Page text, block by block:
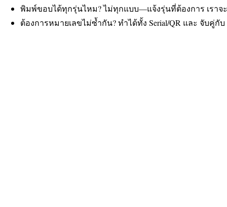
พิมพ์ขอบได้ทุกรุ่นไหม? ไม่ทุกแบบ—แจ้งรุ่นที่ต้องการ เรา
ต้องการหมายเลขไม่ซ้ำกัน? ทำได้ทั้ง Serial/QR และ จับคู่กับ